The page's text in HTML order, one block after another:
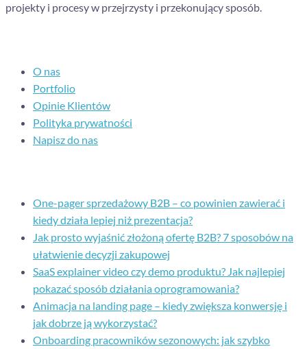
projekty i procesy w przejrzysty i przekonujący sposób.
O nas
Portfolio
Opinie Klientów
Polityka prywatności
Napisz do nas
One-pager sprzedażowy B2B – co powinien zawierać i
kiedy działa lepiej niż prezentacja?
Jak prosto wyjaśnić złożoną ofertę B2B? 7 sposobów na
ułatwienie decyzji zakupowej
SaaS explainer video czy demo produktu? Jak najlepiej
pokazać sposób działania oprogramowania?
Animacja na landing page – kiedy zwiększa konwersję i
jak dobrze ją wykorzystać?
Onboarding pracowników sezonowych: jak szybko